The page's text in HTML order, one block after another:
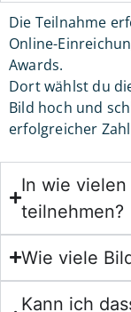
Die Teilnahme
Online-
Awards.
Dort wählst du
Bild hoch und
erfolgreicher
In wie
teilnehmen?
Wie viele
Kann ich